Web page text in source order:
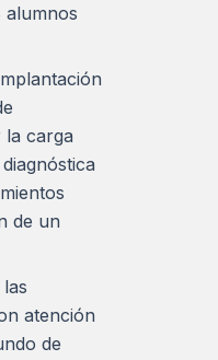
alumnos
la carga
de un
atención
de